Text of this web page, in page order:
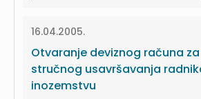
16.04.2005.
Otvaranje deviznog računa
stručnog usavršavanja
inozemstvu